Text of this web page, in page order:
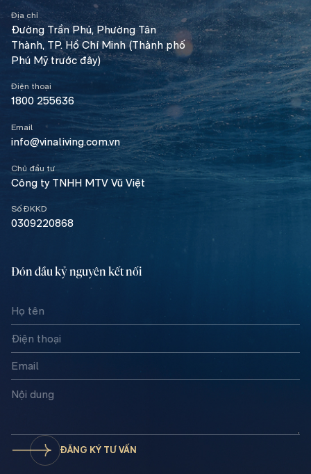
Địa chỉ
Đường Trần Phú,Phường Tân
Thành, TP. Hồ Chí Minh (Thành phố
Phú Mỹ trước đây)
Điện thoại
1800 255636
Email
info@vinaliving.com.vn
Chủ đầu tư
Công ty TNHH MTV Vũ Việt
Số ĐKKD
0309220868
Đón đầu kỷ nguyên kết nối
ĐĂNG KÝ TƯ VẤN